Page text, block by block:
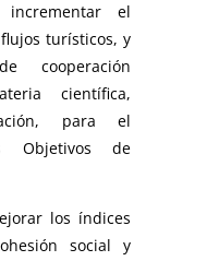
el
turísticos, y
cooperación
científica,
para el
Objetivos de
los índices
social y